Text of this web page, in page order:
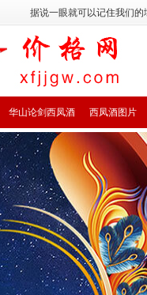
据说一眼就可以记住我们
华山论剑西凤酒 西凤酒图片